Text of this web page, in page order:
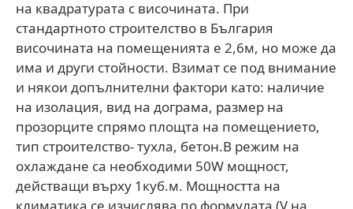
на квадратурата с височината. При
стандартното строителство в България
височината на помещенията е 2,6м, но може да
има и други стойности. Взимат се под внимание
и някои допълнителни фактори като: наличие
на изолация, вид на дограма, размер на
прозорците спрямо площта на помещението,
тип строителство- тухла, бетон.В режим на
охлаждане са необходими 50W мощност,
действащи върху 1куб.м. Мощността на
климатика се изчислява по формулата (V на